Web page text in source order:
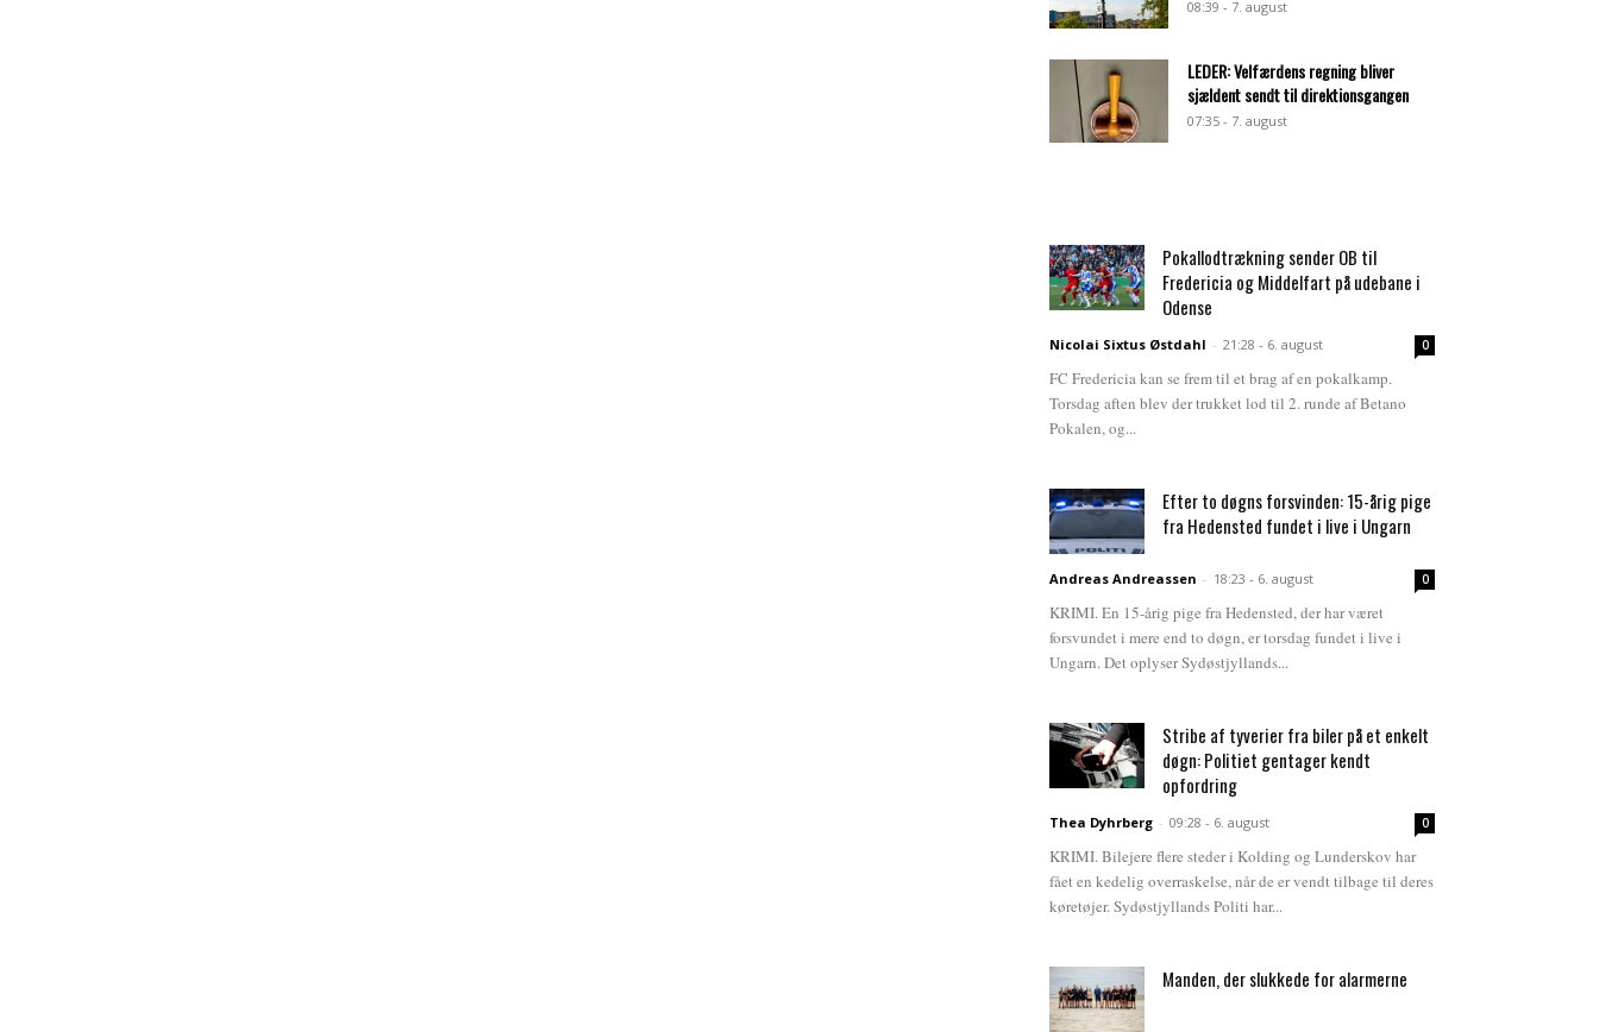
08:39 - 7. august
LEDER: Velfærdens regning bliver
sjældent sendt til direktionsgangen
07:35 - 7. august
Pokallodtrækning sender OB til
Fredericia og Middelfart på udebane i
Odense
Nicolai Sixtus Østdahl - 21:28 - 6. august 0
FC Fredericia kan se frem til et brag af en pokalkamp.
Torsdag aften blev der trukket lod til 2. runde af Betano
Pokalen, og...
Efter to døgns forsvinden: 15-årig pige
fra Hedensted fundet i live i Ungarn
Andreas Andreassen - 18:23 - 6. august 0
KRIMI. En 15-årig pige fra Hedensted, der har været
forsvundet i mere end to døgn, er torsdag fundet i live i
Ungarn. Det oplyser Sydøstjyllands...
Stribe af tyverier fra biler på et enkelt
døgn: Politiet gentager kendt
opfordring
Thea Dyhrberg - 09:28 - 6. august 0
KRIMI. Bilejere flere steder i Kolding og Lunderskov har
fået en kedelig overraskelse, når de er vendt tilbage til deres
køretøjer. Sydøstjyllands Politi har...
Manden, der slukkede for alarmerne